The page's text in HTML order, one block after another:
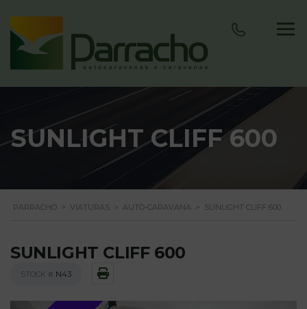
SUNLIGHT CLIFF 600
PARRACHO > VIATURAS > AUTO-CARAVANA > SUNLIGHT CLIFF 600
SUNLIGHT CLIFF 600
STOCK # N43